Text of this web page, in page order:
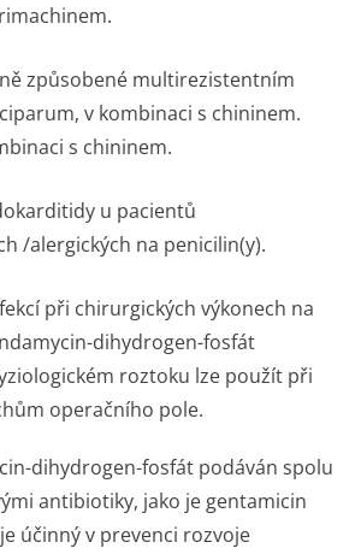
způsobené multirezistentním
, v kombinaci s chininem.
s chininem.
u pacientů
/alergických na penicilin(y).
při chirurgických výkonech na
dihydrogen-fosfát
roztoku lze použít při
operačního pole.
dihydrogen-fosfát podáván spolu
antibiotiky, jako je gentamicin
účinný v prevenci rozvoje